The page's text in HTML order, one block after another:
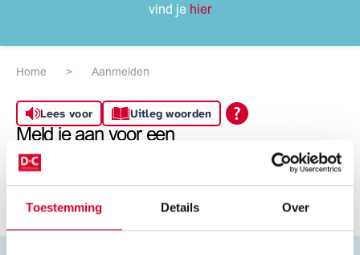
Toestemming Details Over
vind je hier
Home Aanmelden
Lees voor Uitleg woorden
Meld je aan voor een
mbo-opleiding of cursus